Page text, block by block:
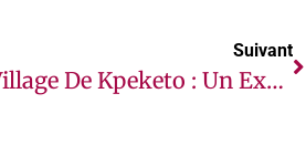
Suivant
Le Village De Kpeketo : Un Exemple De Cohésion Social Et De Vivre Ensemble